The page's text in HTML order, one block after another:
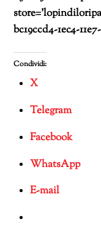
bc19ccd4-1ec4-
Condividi:
X
Telegram
Facebook
WhatsApp
E-mail